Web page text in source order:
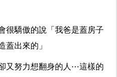
很驕傲的說「我爸是蓋房子
蓋出來的」
又努力想翻身的人⋯這樣的